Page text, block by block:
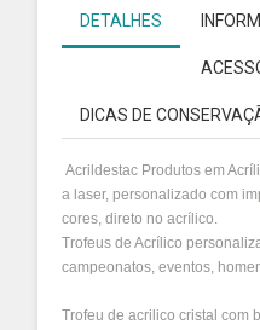
DETALHES
DICAS DE
Acrildestac Produtos em
a laser, personalizado com
cores, direto no acrílico.
Trofeus de Acrílico
campeonatos, eventos,
Trofeu de acrilico cristal com